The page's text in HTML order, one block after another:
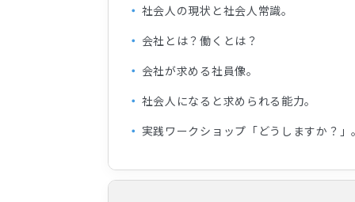
社会人の現状と社会人常識。
会社とは？働くとは？
会社が求める社員像。
社会人になると求められる能力。
実践ワークショップ「どうしますか？」